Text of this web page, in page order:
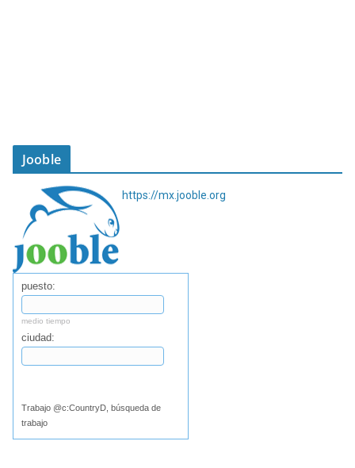
Jooble
https://mx.jooble.org
puesto:
medio tiempo
ciudad:
Trabajo @c:CountryD, búsqueda de
trabajo